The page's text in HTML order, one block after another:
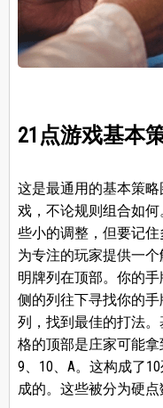
21点游戏基本
这是最通用的基本策
戏，不论规则组合如
些小的调整，但要记
为专注的玩家提供一
明牌列在顶部。你的
侧的列往下寻找你的
列，找到最佳的打法
格的顶部是庄家可能拿
9、10、A。这构成了
成的。这些被分为硬点